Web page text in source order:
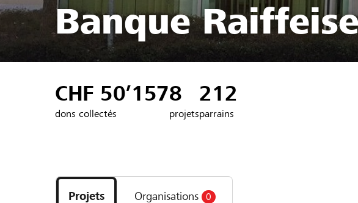
Banque
CHF 50’157
dons collectés
8
projets
212
parrains
les
projets
Projets Organisations 0